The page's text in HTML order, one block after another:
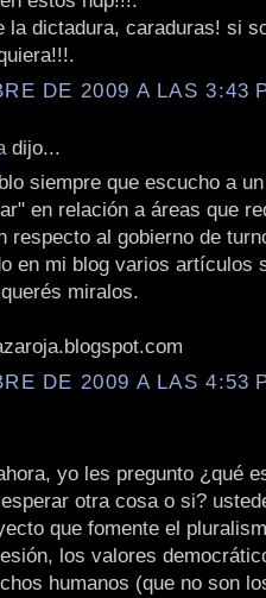
la dictadura, caraduras! si
DE 2009 A LAS 3:43
dijo...
siempre que escucho a
en relación a áreas que
respecto al gobierno de
en mi blog varios artículos
miralos.
DE 2009 A LAS 4:53
yo les pregunto ¿qué
otra cosa o si?
que fomente el
los valores
humanos (que no son